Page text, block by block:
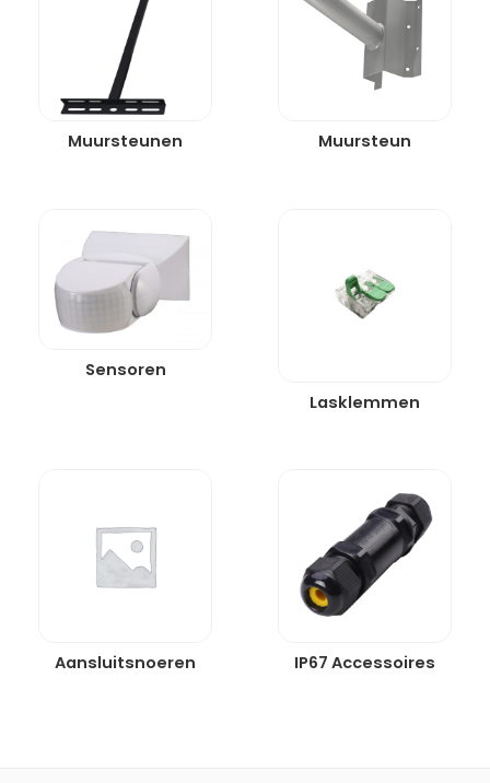
Muursteunen Muursteun
Sensoren
Lasklemmen
Aansluitsnoeren IP67 Accessoires